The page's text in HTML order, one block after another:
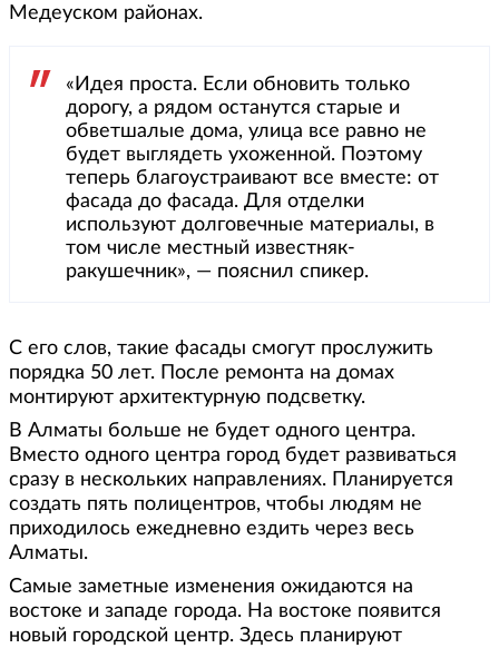
Медеуском районах.
«Идея проста. Если обновить только
дорогу, а рядом останутся старые и
обветшалые дома, улица все равно не
будет выглядеть ухоженной. Поэтому
теперь благоустраивают все вместе: от
фасада до фасада. Для отделки
используют долговечные материалы, в
том числе местный известняк-
ракушечник», — пояснил спикер.
С его слов, такие фасады смогут прослужить
порядка 50 лет. После ремонта на домах
монтируют архитектурную подсветку.
В Алматы больше не будет одного центра.
Вместо одного центра город будет развиваться
сразу в нескольких направлениях. Планируется
создать пять полицентров, чтобы людям не
приходилось ежедневно ездить через весь
Алматы.
Самые заметные изменения ожидаются на
востоке и западе города. На востоке появится
новый городской центр. Здесь планируют